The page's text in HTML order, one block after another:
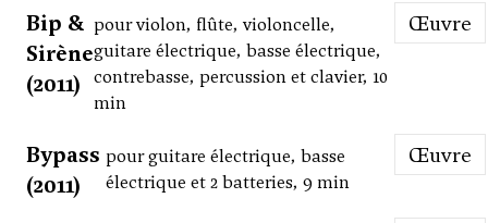
Bip &
Sirène
(2011)
pour violon, flûte, violoncelle,
guitare électrique, basse électrique,
contrebasse, percussion et clavier, 10
min
Œuvre
Bypass
(2011)
pour guitare électrique, basse
électrique et 2 batteries, 9 min
Œuvre